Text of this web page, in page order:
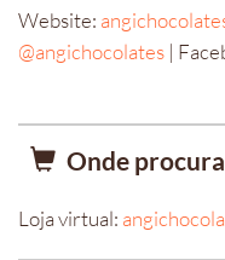
Website:
@angichocolates |
Onde
Loja virtual: